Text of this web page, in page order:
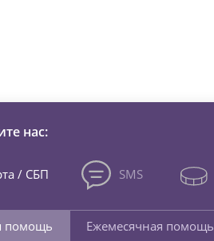
нас:
/ СБП SMS
помощь
Ежемесячная помощь